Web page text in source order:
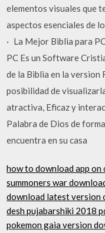
elementos visuales que
aspectos esenciales de
· La Mejor Biblia para
PC Es un Software
de la Biblia en la version
posibilidad de
atractiva, Eficaz y
Palabra de Dios de
encuentra en su casa
how to download app on
summoners war
download latest version
desh pujabarshiki 2018
pokemon gaia version